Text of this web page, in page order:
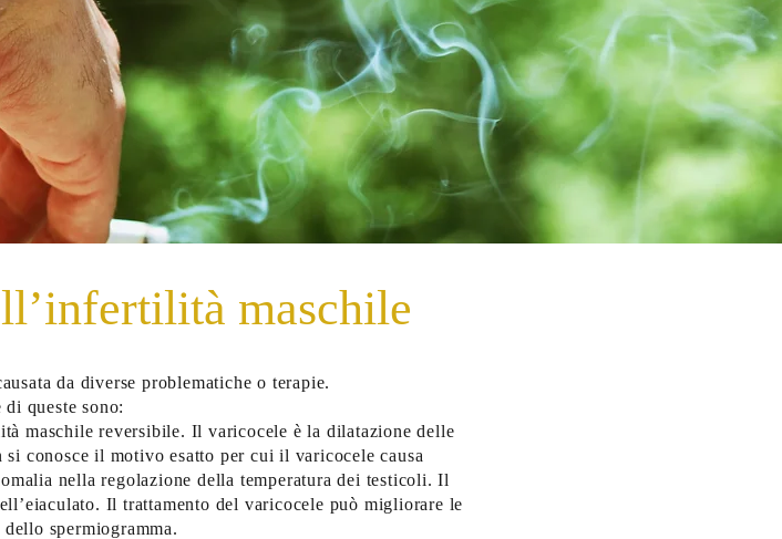
maschile
da diverse problematiche o terapie.
di queste sono:
maschile reversibile. Il varicocele è la dilatazione delle
conosce il motivo esatto per cui il varicocele causa
nella regolazione della temperatura dei testicoli. Il
Il trattamento del varicocele può migliorare le
spermiogramma.